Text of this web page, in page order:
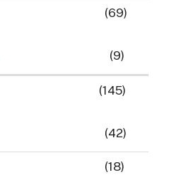
(69)
(9)
(145)
(42)
(18)